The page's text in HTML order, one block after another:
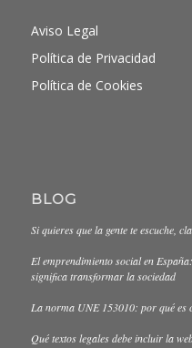
Aviso Legal
Política de Privacidad
Política de Cookies
BLOG
Si quieres que la gente te escuche,
El emprendimiento social en
significa transformar la sociedad
La norma UNE 153010: por qué es
Qué textos legales debe incluir la